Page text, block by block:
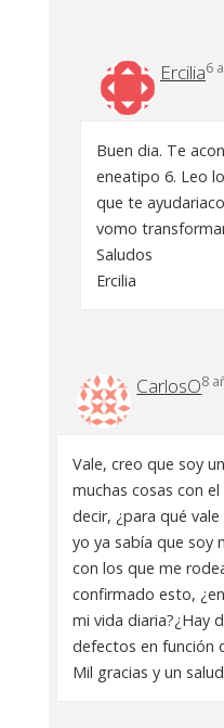
Ercilia6
Buen dia. Te
eneatipo 6. Leo
que te
vomo
Saludos
Ercilia
CarlosO8
Vale, creo que soy
muchas cosas con
decir, ¿para qué
yo ya sabía que soy
con los que me
confirmado esto,
mi vida diaria?¿Hay
defectos en función
Mil gracias y un